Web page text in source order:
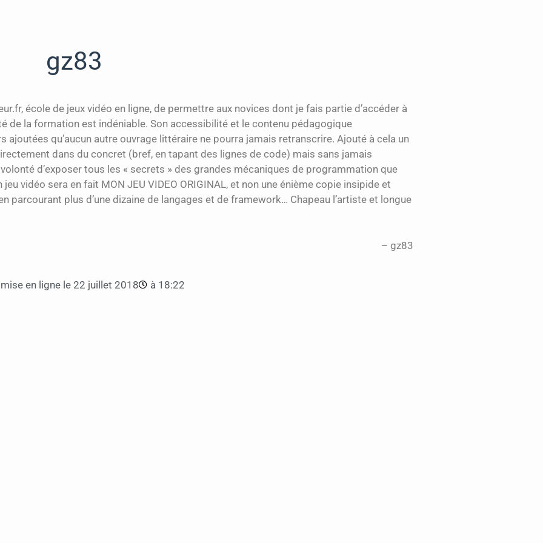
gz83
école de jeux vidéo en ligne, de permettre aux novices dont je fais partie d’accéder à
de la formation est indéniable. Son accessibilité et le contenu pédagogique
ajoutées qu’aucun autre ouvrage littéraire ne pourra jamais retranscrire. Ajouté à cela un
dans du concret (bref, en tapant des lignes de code) mais sans jamais
d’exposer tous les « secrets » des grandes mécaniques de programmation que
vidéo sera en fait MON JEU VIDEO ORIGINAL, et non une énième copie insipide et
parcourant plus d’une dizaine de langages et de framework… Chapeau l’artiste et longue
gz83
en ligne le 22 juillet 2018 à 18:22